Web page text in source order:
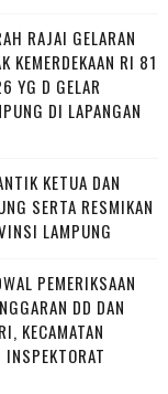
RAJAI GELARAN
KEMERDEKAAN RI 81
YG D GELAR
DI LAPANGAN
KETUA DAN
SERTA RESMIKAN
LAMPUNG
PEMERIKSAAN
DD DAN
KECAMATAN
INSPEKTORAT